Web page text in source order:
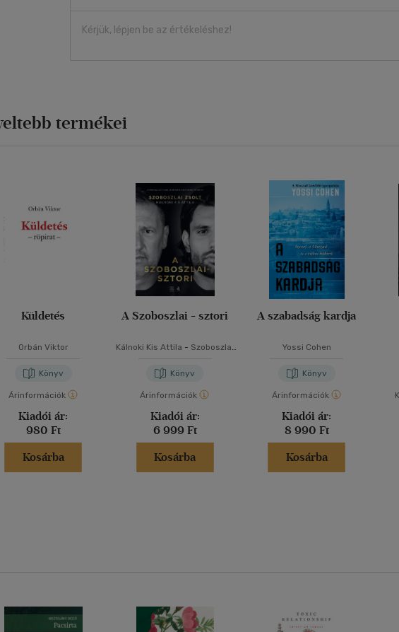
Kérjük, lépjen be az értékeléshez!
termékei
Küldetés
Orbán Viktor
Könyv
Árinformációk
Kiadói ár:
980 Ft
Kosárba
A Szoboszlai - sztori
Kálnoki Kis Attila - Szoboszlai
Könyv
Árinformációk
Kiadói ár:
6 999 Ft
Kosárba
A szabadság kardja
Yossi Cohen
Könyv
Árinformációk
Kiadói ár:
8 990 Ft
Kosárba